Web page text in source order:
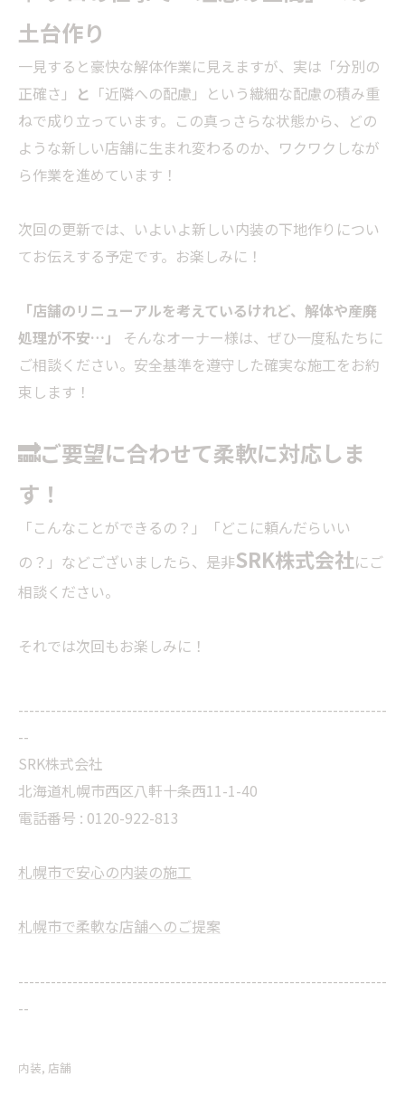
土台作り
一見すると豪快な解体作業に見えますが、実は「分別の
正確さ」 と 「近隣への配慮」という繊細な配慮の積み重
ねで成り立っています。この真っさらな状態から、どの
ような新しい店舗に生まれ変わるのか、ワクワクしなが
ら作業を進めています！
次回の更新では、いよいよ新しい内装の下地作りについ
てお伝えする予定です。お楽しみに！
「店舗のリニューアルを考えているけれど、解体や産廃
処理が不安…」
そんなオーナー様は、ぜひ一度私たちに
ご相談ください。安全基準を遵守した確実な施工をお約
束します！
🔜ご要望に合わせて柔軟に対応しま
す！
「こんなことができるの？」「どこに頼んだらいい
の？」などございましたら、是非SRK株式会社にご
相談ください。
それでは次回もお楽しみに！
--------------------------------------------------------------------
--
SRK株式会社
北海道札幌市西区八軒十条西11-1-40
電話番号 : 0120-922-813
札幌市で安心の内装の施工
札幌市で柔軟な店舗へのご提案
--------------------------------------------------------------------
--
内装 店舗